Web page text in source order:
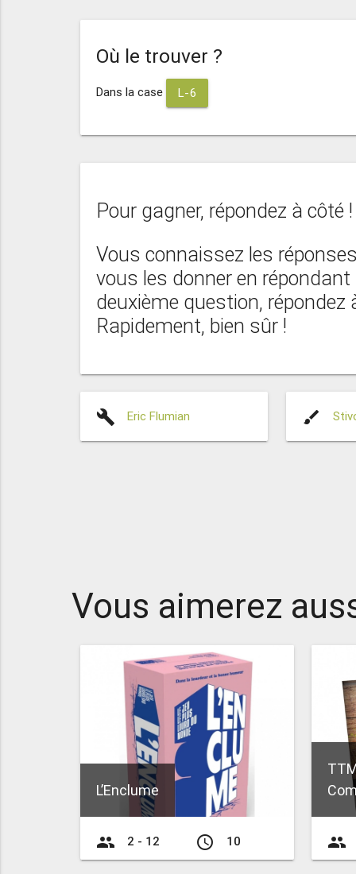
Où le trouver ?
Dans la case L-6
Pour gagner, répondez à côté !
Vous connaissez les
vous les donner en
deuxième question, répondez
Rapidement, bien sûr !
build Eric Flumian brush
Vous aimerez
L’Enclume
group 2 - 12 access_time 10 group